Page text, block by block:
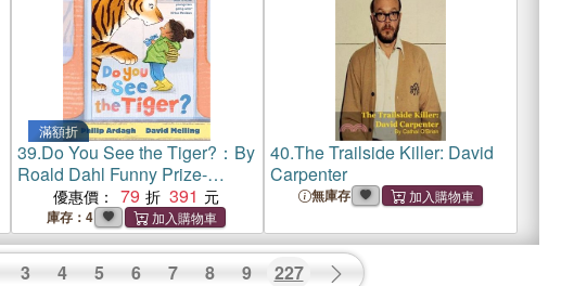
滿額折
39.Do You See the Tiger?：By
Roald Dahl Funny Prize-
winner Philip Ardagh and 5-
million-copy bestselling
HUGLESS DOUGLAS creator
David Melling
優惠價： 79 391
庫存：4
40.The Trailside Killer: David
Carpenter
無庫存
3 4 5 6 7 8 9 227